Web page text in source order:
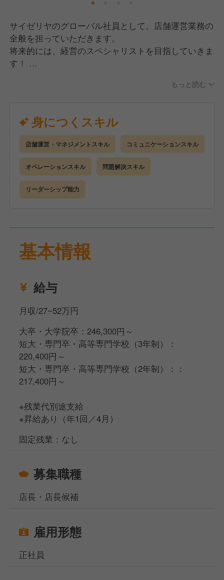
リーズナブルな価格でより良いものをお客様にお届け
するべく、日々安全と品質を追求。
多くの方に毎日食べても飽きない、健康的なイタリア
料理を楽しんでいただけるよう、今後も成長を続けて
いきます。
サイゼリヤのグローバル社員として、店舗運営業務の
全般を担っていただきます。
将来的には、経営のスペシャリストを目指していきま
す！
新人研修を経て店舗配属後、マニュアルに沿ってオペ
レーションを習得します。
接客や調理の経験を重ね、食を通して豊かさを提供す
る経営の本質を学びます。
▼入社2年目以降▼
ストアマネジャートレーニーとして、店舗運営責任者
を担います。
理などを実施します！
営のスキルを磨いていきましょう。
ストアマネジャーとして、店舗の経営を担います。
の業務に携わるチャンスがあります。
様々な経験を通して、課題解決能力を高めることがで
きます。
▼入社9年目以降▼
経営者の視点に立ち、自ら課題解決に取り組んでいた
だきます。
もっと読む
身につくスキル
店舗運営・マネジメントスキル コミュニケーションスキル
オペレーションスキル 問題解決スキル
リーダーシップ能力
基本情報
給与
月収/27~52万円
大卒・大学院卒：246,300円～
短大・専門卒・高等専門学校（3年制）：
220,400円～
短大・専門卒・高等専門学校（2年制）：：
217,400円～
※残業代別途支給
※昇給あり（年1回／4月）
固定残業：なし
募集職種
店長・店長候補
雇用形態
正社員